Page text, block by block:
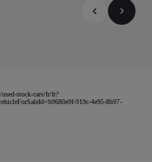
stock-cars/fr/fr?
919c-4e95-8b97-